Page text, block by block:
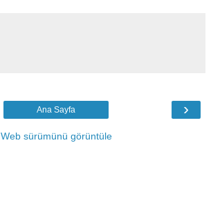
›
Ana Sayfa
Web sürümünü görüntüle